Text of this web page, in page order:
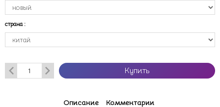
страна :
Купить
Описание Комментарии